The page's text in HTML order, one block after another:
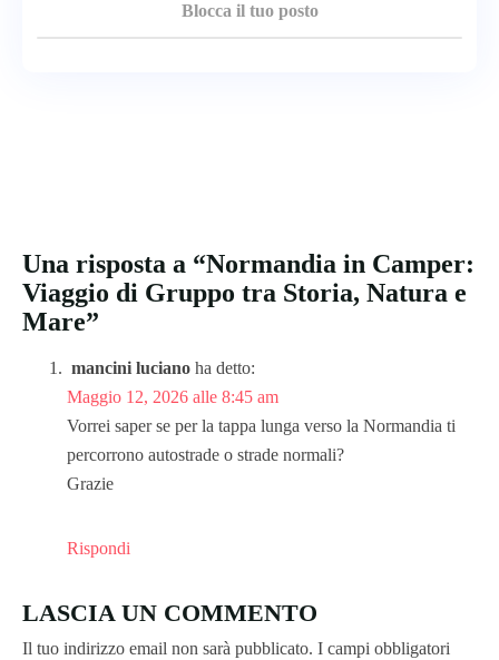
Blocca il tuo posto
Una risposta a “Normandia in Camper:
Viaggio di Gruppo tra Storia, Natura e
Mare”
mancini luciano ha detto:
Maggio 12, 2026 alle 8:45 am
Vorrei saper se per la tappa lunga verso la Normandia ti
percorrono autostrade o strade normali?
Grazie
Rispondi
LASCIA UN COMMENTO
Il tuo indirizzo email non sarà pubblicato. I campi obbligatori